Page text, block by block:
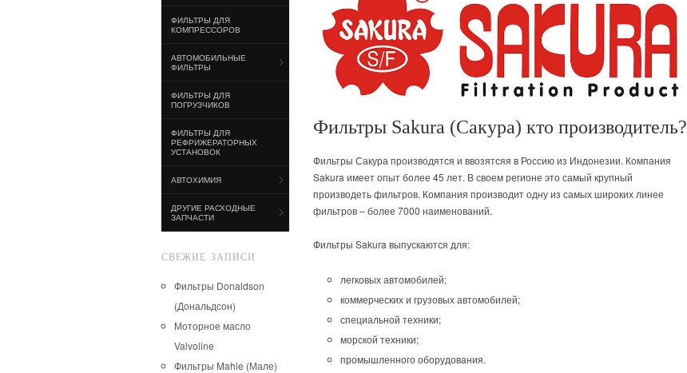
ФИЛЬТРЫ ДЛЯ
КОМПРЕССОРОВ
АВТОМОБИЛЬНЫЕ
ФИЛЬТРЫ
ФИЛЬТРЫ ДЛЯ
ПОГРУЗЧИКОВ
ФИЛЬТРЫ ДЛЯ
РЕФРИЖЕРАТОРНЫХ
УСТАНОВОК
АВТОХИМИЯ
ДРУГИЕ РАСХОДНЫЕ
ЗАПЧАСТИ
СВЕЖИЕ ЗАПИСИ
Фильтры Donaldson
(Дональдсон)
Моторное масло
Valvoline
Фильтры Mahle (Мале)
Фильтры Sakura (Сакура) кто производитель?
Фильтры Сакура производятся и ввозятсяя в Россию из Индонезии. Компания
Sakura имеет опыт более 45 лет. В своем регионе это самый крупный
производеть фильтров. Компания производит одну из самых широких линее
фильтров – более 7000 наименований.
Фильтры Sakura выпускаются для:
легковых автомобилей;
коммерческих и грузовых автомобилей;
специальной техники;
морской техники;
промышленного оборудования.